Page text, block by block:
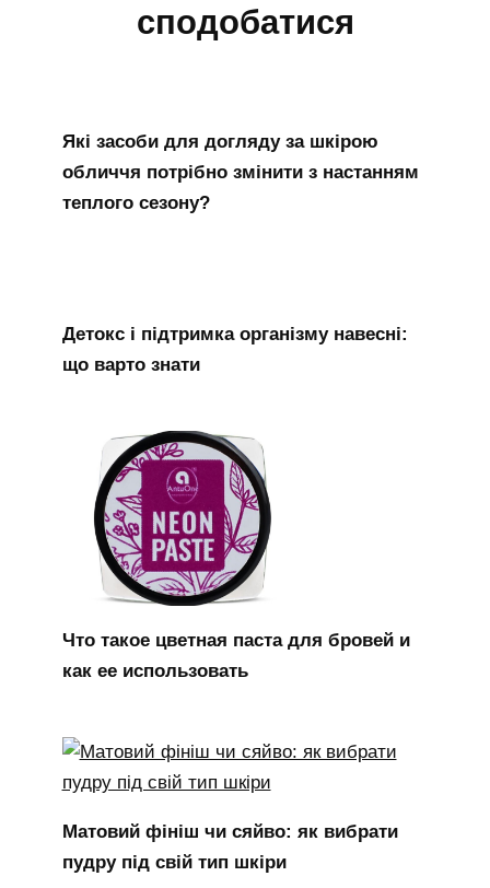
сподобатися
Які засоби для догляду за шкірою
обличчя потрібно змінити з настанням
теплого сезону?
Детокс і підтримка організму навесні:
що варто знати
Что такое цветная паста для бровей и
как ее использовать
Матовий фініш чи сяйво: як вибрати
пудру під свій тип шкіри